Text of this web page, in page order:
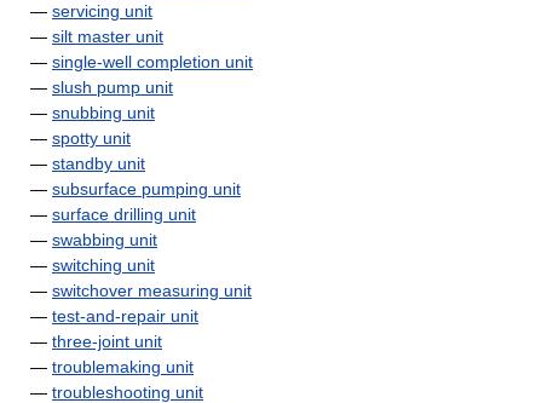
— servicing unit
— silt master unit
— single-well completion unit
— slush pump unit
— snubbing unit
— spotty unit
— standby unit
— subsurface pumping unit
— surface drilling unit
— swabbing unit
— switching unit
— switchover measuring unit
— test-and-repair unit
— three-joint unit
— troublemaking unit
— troubleshooting unit